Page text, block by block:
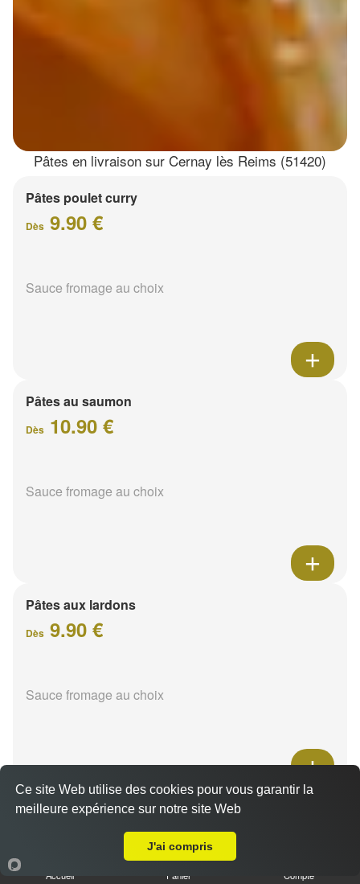
Pâtes en livraison sur Cernay lès Reims (51420)
Pâtes poulet curry
Dès 9.90 €
Sauce fromage au choix
Pâtes au saumon
Dès 10.90 €
Sauce fromage au choix
Pâtes aux lardons
Dès 9.90 €
Sauce fromage au choix
Pâtes au poulet
Accueil Panier Compte
Ce site Web utilise des cookies pour vous garantir la
meilleure expérience sur notre site Web
J'ai compris